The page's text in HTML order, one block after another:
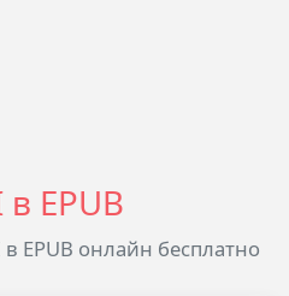
EPUB
EPUB онлайн бесплатно